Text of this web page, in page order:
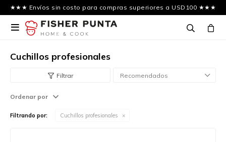
★★★ Envíos sin costo para compras superiores a USD100 ★★★

Cuchillos profesionales
Recomendados
Ordenar por
Filtrando por: Cuchillos profesionales